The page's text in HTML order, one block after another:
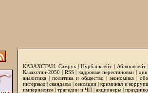
КАЗАХСТАН: Самрук |Нурбанкгейт | Аблязовгейт
Казахстан-2050 | RSS|кадровые перестановки|
аналитика | политика и общество | экономика |
интервью |скандалы | сенсации|криминал и
империализм | трагедии и ЧП | акционеры |